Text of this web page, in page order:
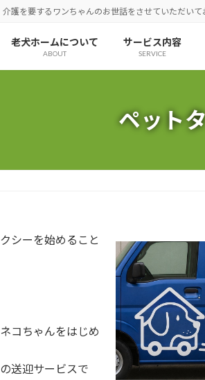
護を要するワンちゃんのお世話をさせていただいて
老犬ホームについて
ABOUT
サービス内容
SERVICE
ペット
シーを始めること
コちゃんをはじめ
送迎サービスで